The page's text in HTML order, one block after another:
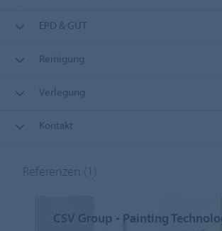
EPD & GUT
Reinigung
Verlegung
Kontakt
Referenzen (1)
CSV Group - Painting